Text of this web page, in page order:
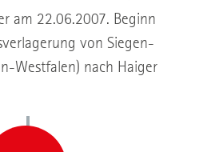
am 22.06.2007. Beginn
von Siegen-
Westfalen) nach Haiger